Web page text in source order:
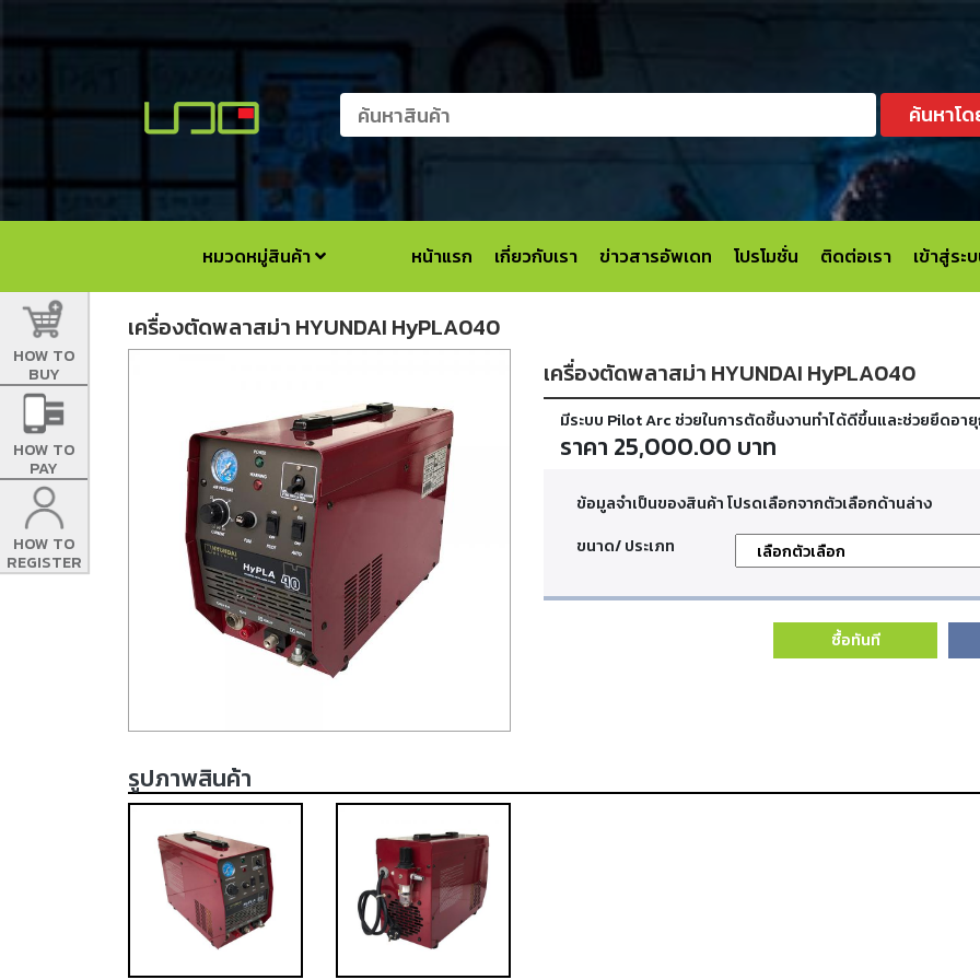
ค้นหาโ
หมวดหมู่สินค้า หน้าแรก เกี่ยวกับเรา ข่าวสารอัพเดท โปรโมชั่น ติดต่อเรา เข้าสู่ร
HOW TO
BUY
HOW TO
PAY
HOW TO
REGISTER
เครื่องตัดพลาสม่า HYUNDAI HyPLA040
เครื่องตัดพลาสม่า HYUNDAI HyPLA040
มีระบบ Pilot Arc ช่วยในการตัดชิ้นงานทำได้ดีขึ้นและช่วยยึดอา
ราคา 25,000.00 บาท
ข้อมูลจำเป็นของสินค้า โปรดเลือกจากตัวเลือกด้านล่าง
ขนาด/ ประเภท
ซื้อทันที
รูปภาพสินค้า